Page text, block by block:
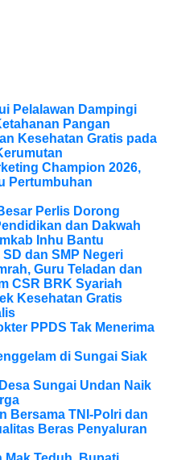
Pelalawan Dampingi
Pangan
Kesehatan Gratis pada
Champion 2026,
Pertumbuhan
Perlis Dorong
dan Dakwah
Inhu Bantu
dan SMP Negeri
Guru Teladan dan
CSR BRK Syariah
Kesehatan Gratis
PPDS Tak Menerima
di Sungai Siak
Sungai Undan Naik
Bersama TNI-Polri dan
Beras Penyaluran